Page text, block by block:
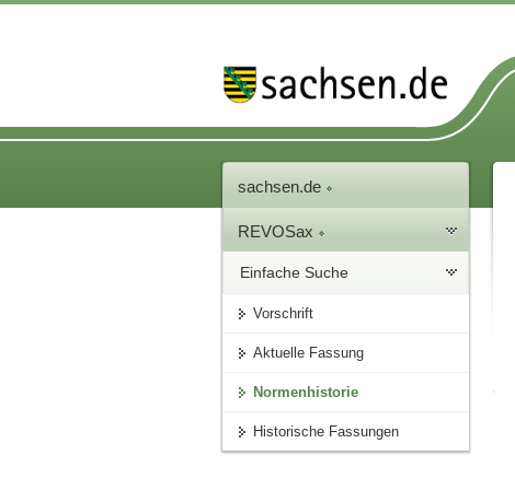
sachsen.de
REVOSax
Einfache Suche
Vorschrift
Aktuelle Fassung
Normenhistorie
Historische Fassungen